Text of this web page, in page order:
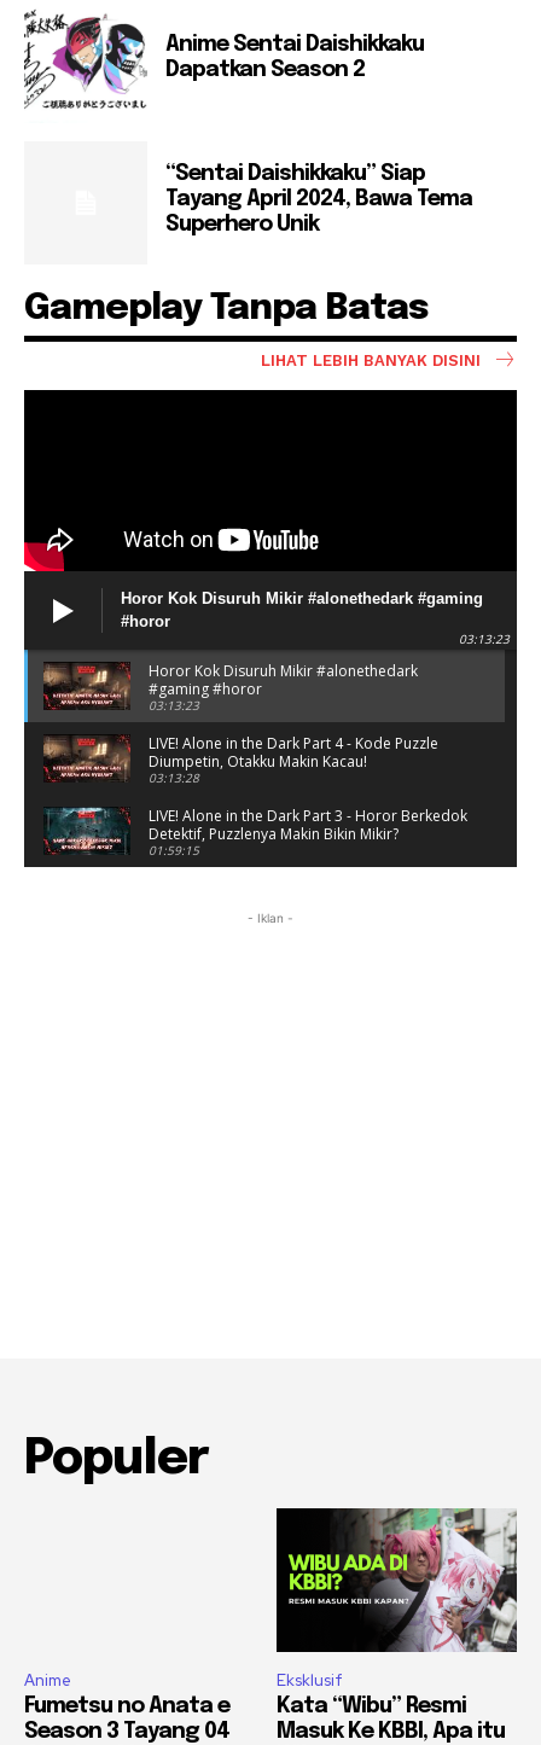
Anime Sentai Daishikkaku
Dapatkan Season 2
“Sentai Daishikkaku” Siap
Tayang April 2024, Bawa Tema
Superhero Unik
Gameplay Tanpa Batas
LIHAT LEBIH BANYAK DISINI
Horor Kok Disuruh Mikir #alonethedark #gaming
#horor
03:13:23
Horor Kok Disuruh Mikir #alonethedark
#gaming #horor
03:13:23
LIVE! Alone in the Dark Part 4 - Kode Puzzle
Diumpetin, Otakku Makin Kacau!
03:13:28
LIVE! Alone in the Dark Part 3 - Horor Berkedok
Detektif, Puzzlenya Makin Bikin Mikir?
01:59:15
- Iklan -
Populer
Anime
Fumetsu no Anata e
Season 3 Tayang 04
Eksklusif
Kata “Wibu” Resmi
Masuk Ke KBBI, Apa itu